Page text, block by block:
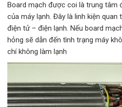
Board mạch được coi là trung tâm
của máy lạnh. Đây là linh kiện
điện tử – điện lạnh. Nếu board
hỏng sẽ dẫn đến tình trạng máy
chí không làm lạnh